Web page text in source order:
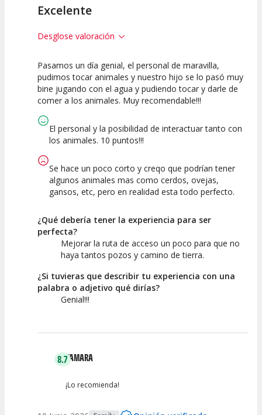
Excelente
Desglose valoración
7.5
Calidad de la
Actividad
10
Atención del
Personal /
Pasamos un día genial, el personal de maravilla,
pudimos tocar animales y nuestro hijo se lo pasó muy
bine jugando con el agua y pudiendo tocar y darle de
comer a los animales. Muy recomendable!!!
El personal y la posibilidad de interactuar tanto con
los animales. 10 puntos!!!
Se hace un poco corto y creqo que podrían tener
algunos animales mas como cerdos, ovejas,
gansos, etc, pero en realidad esta todo perfecto.
¿Qué debería tener la experiencia para ser
perfecta?
Mejorar la ruta de acceso un poco para que no
haya tantos pozos y camino de tierra.
¿Si tuvieras que describir tu experiencia con una
palabra o adjetivo qué dirías?
Genial!!!
8.7TAMARA
¡Lo recomienda!